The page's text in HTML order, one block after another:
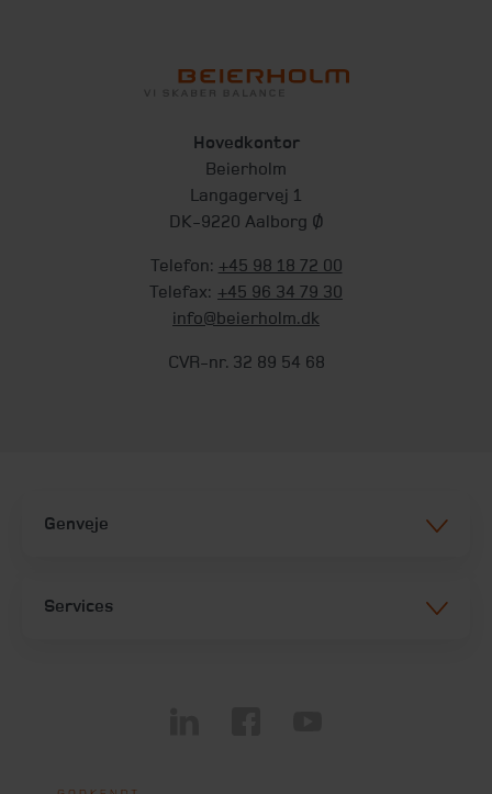
Hovedkontor
Beierholm
Langagervej 1
DK-9220 Aalborg Ø
Telefon: +45 98 18 72 00
Telefax: +45 96 34 79 30
info@beierholm.dk
CVR-nr. 32 89 54 68
Genveje
Services